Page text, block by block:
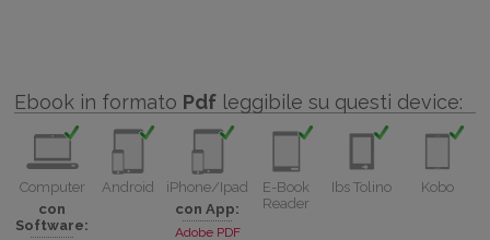
Ebook in formato Pdf leggibile su questi device:
Computer
con
Software:
Android
iPhone/Ipad
con App:
Adobe PDF
E-Book
Reader
Ibs Tolino Kobo